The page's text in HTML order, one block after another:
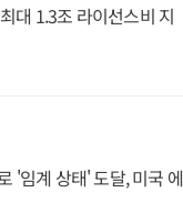
대 1.3조 라이선스비 지
'임계 상태' 도달, 미국 에